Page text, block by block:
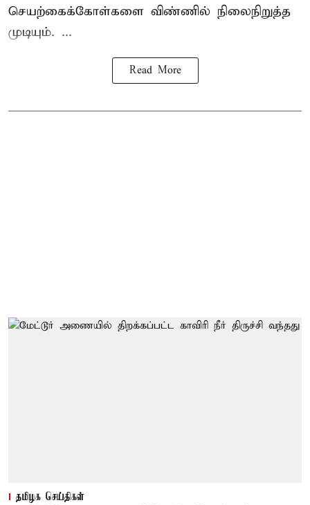
செயற்கைக்கோள்களை விண்ணில் நிலைநிறுத்த
முடியும். ...
Read More
தமிழக செய்திகள்